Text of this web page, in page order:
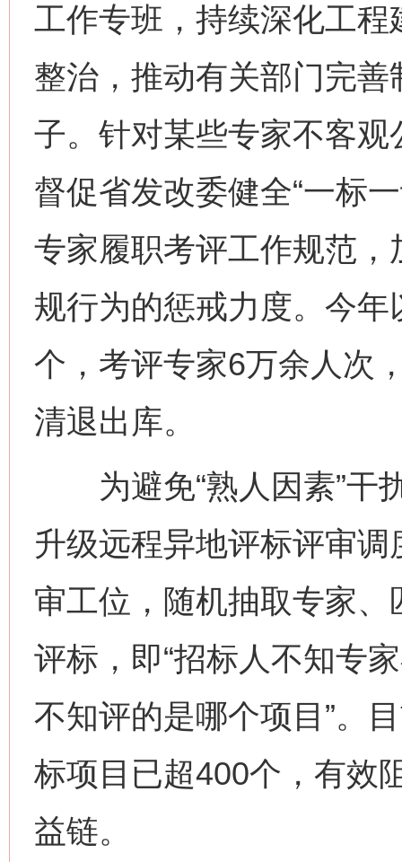
工作专班，持续深化工
整治，推动有关部门完
子。针对某些专家不客
督促省发改委健全“一标
专家履职考评工作规范
规行为的惩戒力度。今
个，考评专家6万余人次
清退出库。
为避免“熟人因素”干
升级远程异地评标评审
审工位，随机抽取专家、
评标，即“招标人不知专
不知评的是哪个项目”。
标项目已超400个，有效
益链。